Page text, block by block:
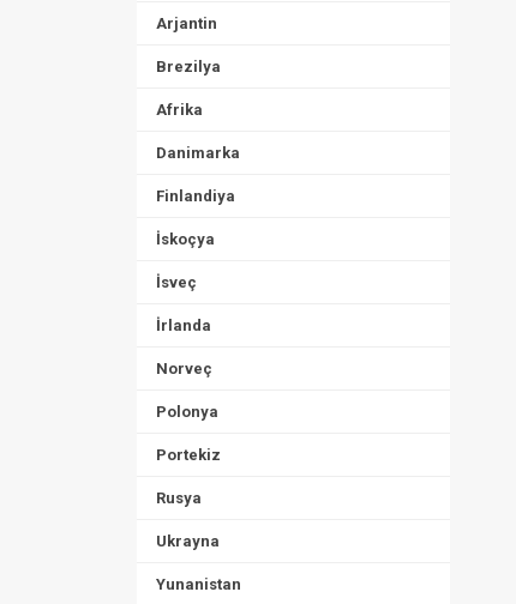
Arjantin
Brezilya
Afrika
Danimarka
Finlandiya
İskoçya
İsveç
İrlanda
Norveç
Polonya
Portekiz
Rusya
Ukrayna
Yunanistan